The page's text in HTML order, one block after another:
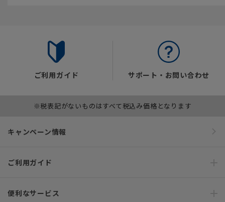
ご利用ガイド サポート・お問い合わせ
※税表記がないものはすべて税込み価格となります
キャンペーン情報
ご利用ガイド
便利なサービス